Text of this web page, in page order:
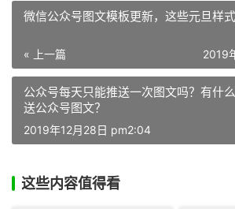
微信公众号图文模板更新，这些元旦样式
« 上一篇 2019
公众号每天只能推送一次图文吗？有什
送公众号图文？
2019年12月28日 pm2:04
这些内容值得看